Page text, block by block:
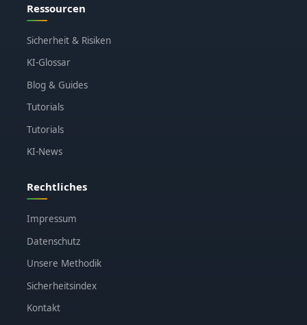
Ressourcen
Sicherheit & Risiken
KI-Glossar
Blog & Guides
Tutorials
Tutorials
KI-News
Rechtliches
Impressum
Datenschutz
Unsere Methodik
Sicherheitsindex
Kontakt